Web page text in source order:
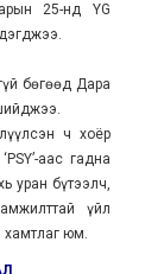
25-нд YG
бөгөөд Дара
ч хоёр
аас гадна
уран бүтээлч,
үйл
юм.